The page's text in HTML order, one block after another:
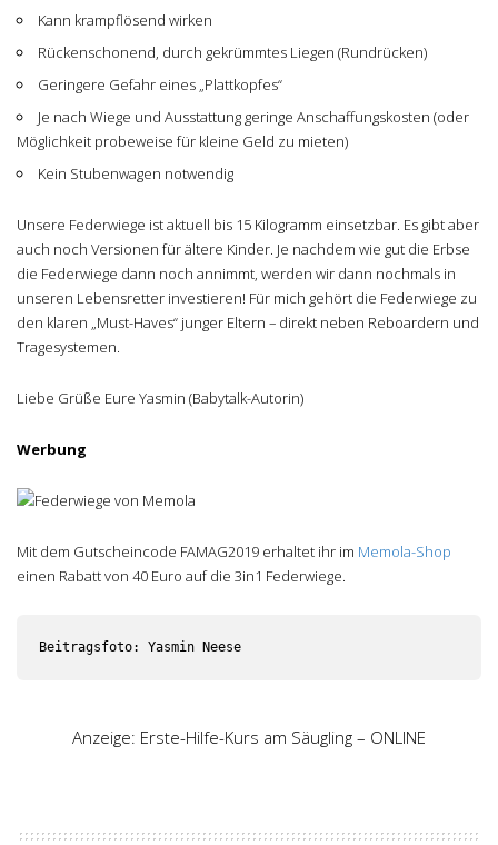
Kann krampflösend wirken
Rückenschonend, durch gekrümmtes Liegen (Rundrücken)
Geringere Gefahr eines „Plattkopfes“
Je nach Wiege und Ausstattung geringe Anschaffungskosten (oder
Möglichkeit probeweise für kleine Geld zu mieten)
Kein Stubenwagen notwendig
Unsere Federwiege ist aktuell bis 15 Kilogramm einsetzbar. Es gibt aber
auch noch Versionen für ältere Kinder. Je nachdem wie gut die Erbse
die Federwiege dann noch annimmt, werden wir dann nochmals in
unseren Lebensretter investieren! Für mich gehört die Federwiege zu
den klaren „Must-Haves“ junger Eltern – direkt neben Reboardern und
Tragesystemen.
Liebe Grüße Eure Yasmin (Babytalk-Autorin)
Werbung
Mit dem Gutscheincode FAMAG2019 erhaltet ihr im Memola-Shop
einen Rabatt von 40 Euro auf die 3in1 Federwiege.
Beitragsfoto: Yasmin Neese
Anzeige: Erste-Hilfe-Kurs am Säugling – ONLINE